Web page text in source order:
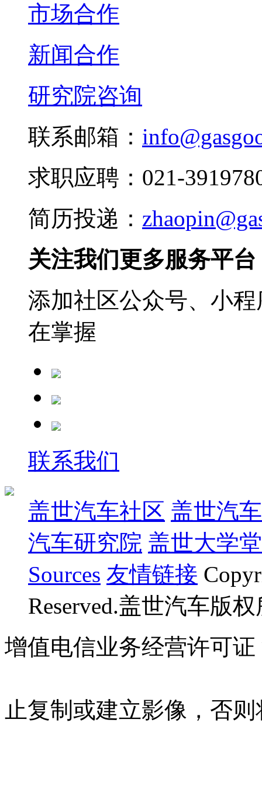
市场合作
新闻合作
研究院咨询
联系邮箱：
求职应聘：021-
简历投递：
关注我们更多服务平台
添加社区公众号、小
在掌握
联系我们
盖世汽车社区 盖世汽
汽车研究院 盖世大学堂
Sources 友情链接
Reserved.盖世汽车版
增值电信业务经营许可证
止复制或建立影像，否